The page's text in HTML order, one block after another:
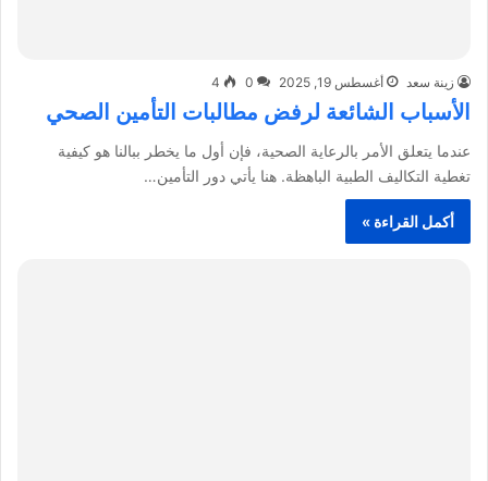
زينة سعد أغسطس 19, 2025 0
4
الأسباب الشائعة لرفض مطالبات التأمين الصحي
عندما يتعلق الأمر بالرعاية الصحية، فإن أول ما يخطر ببالنا هو كيفية
تغطية التكاليف الطبية الباهظة. هنا يأتي دور التأمين…
أكمل القراءة »